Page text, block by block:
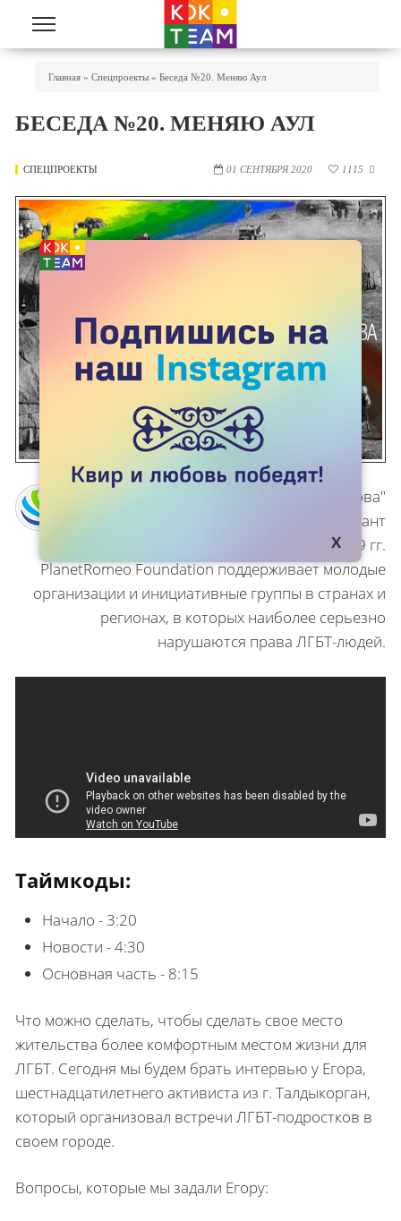
Перейти к основному содержанию
Главная » Спецпроекты » Беседа №20. Меняю Аул
БЕСЕДА №20. МЕНЯЮ АУЛ
СПЕЦПРОЕКТЫ 01 СЕНТЯБРЯ 2020 1115 
Проект "Пони Валиханова"
осуществлялся на грант
PlanetRomeo Foundation в 2018-2019 гг.
PlanetRomeo Foundation поддерживает молодые
организации и инициативные группы в странах и
регионах, в которых наиболее серьезно
нарушаются права ЛГБТ-людей.
Таймкоды:
Начало - 3:20
Новости - 4:30
Основная часть - 8:15
Что можно сделать, чтобы сделать свое место
жительства более комфортным местом жизни для
ЛГБТ. Сегодня мы будем брать интервью у Егора,
шестнадцатилетнего активиста из г. Талдыкорган,
который организовал встречи ЛГБТ-подростков в
своем городе.
Вопросы, которые мы задали Егору: